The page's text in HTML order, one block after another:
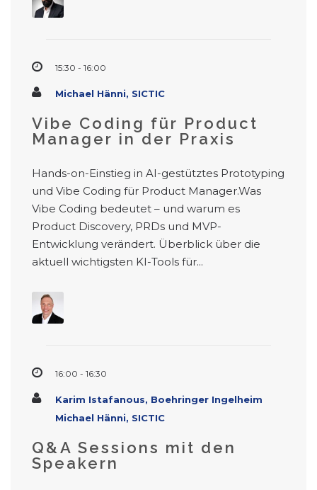
15:30 - 16:00
Michael Hänni, SICTIC
Vibe Coding für Product
Manager in der Praxis
Hands-on-Einstieg in AI-gestütztes Prototyping
und Vibe Coding für Product Manager.Was
Vibe Coding bedeutet – und warum es
Product Discovery, PRDs und MVP-
Entwicklung verändert. Überblick über die
aktuell wichtigsten KI-Tools für...
16:00 - 16:30
Karim Istafanous, Boehringer Ingelheim
Michael Hänni, SICTIC
Q&A Sessions mit den
Speakern